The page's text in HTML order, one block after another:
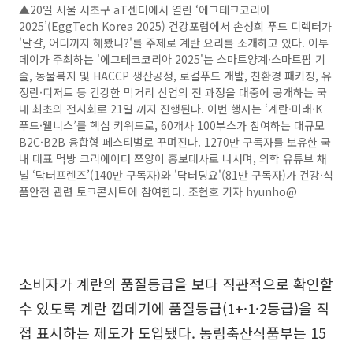
▲20일 서울 서초구 aT센터에서 열린 ‘에그테크코리아
2025’(EggTech Korea 2025) 건강포럼에서 손성희 푸드 디렉터가
'달걀, 어디까지 해봤니?'를 주제로 계란 요리를 소개하고 있다. 이투
데이가 주최하는 '에그테크코리아 2025'는 스마트양계·스마트팜 기
술, 동물복지 및 HACCP 생산공정, 로컬푸드 개발, 친환경 패키징, 유
정란·디저트 등 건강한 먹거리 산업의 전 과정을 대중에 공개하는 국
내 최초의 전시회로 21일 까지 진행된다. 이번 행사는 ‘계란·미래·K
푸드·웰니스’를 핵심 키워드로, 60개사 100부스가 참여하는 대규모
B2C·B2B 융합형 페스티벌로 꾸며진다. 1270만 구독자를 보유한 국
내 대표 먹방 크리에이터 쯔양이 홍보대사로 나서며, 의학 유튜브 채
널 ‘닥터프렌즈’(140만 구독자)와 '닥터딩요'(81만 구독자)가 건강·식
품안전 관련 토크콘서트에 참여한다. 조현호 기자 hyunho@
소비자가 계란의 품질등급을 보다 직관적으로 확인할
수 있도록 계란 껍데기에 품질등급(1+·1·2등급)을 직
접 표시하는 제도가 도입됐다. 농림축산식품부는 15